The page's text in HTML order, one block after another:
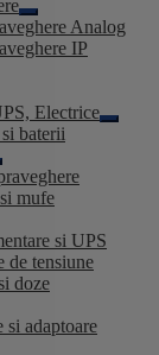
Extinde
meniul
copil
Analog
IP
Electrice
Extinde
baterii
mufe
si UPS
de tensiune
doze
si adaptoare